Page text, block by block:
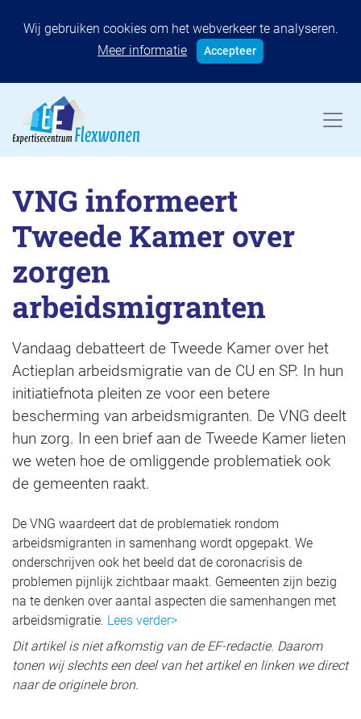
Wij gebruiken cookies om het webverkeer te analyseren.
Meer informatie
Accepteer
VNG informeert
Tweede Kamer over
zorgen
arbeidsmigranten
Vandaag debatteert de Tweede Kamer over het
Actieplan arbeidsmigratie van de CU en SP. In hun
initiatiefnota pleiten ze voor een betere
bescherming van arbeidsmigranten. De VNG deelt
hun zorg. In een brief aan de Tweede Kamer lieten
we weten hoe de omliggende problematiek ook
de gemeenten raakt.
De VNG waardeert dat de problematiek rondom
arbeidsmigranten in samenhang wordt opgepakt. We
onderschrijven ook het beeld dat de coronacrisis de
problemen pijnlijk zichtbaar maakt. Gemeenten zijn bezig
na te denken over aantal aspecten die samenhangen met
arbeidsmigratie. Lees verder>
Dit artikel is niet afkomstig van de EF-redactie. Daarom
tonen wij slechts een deel van het artikel en linken we direct
naar de originele bron.